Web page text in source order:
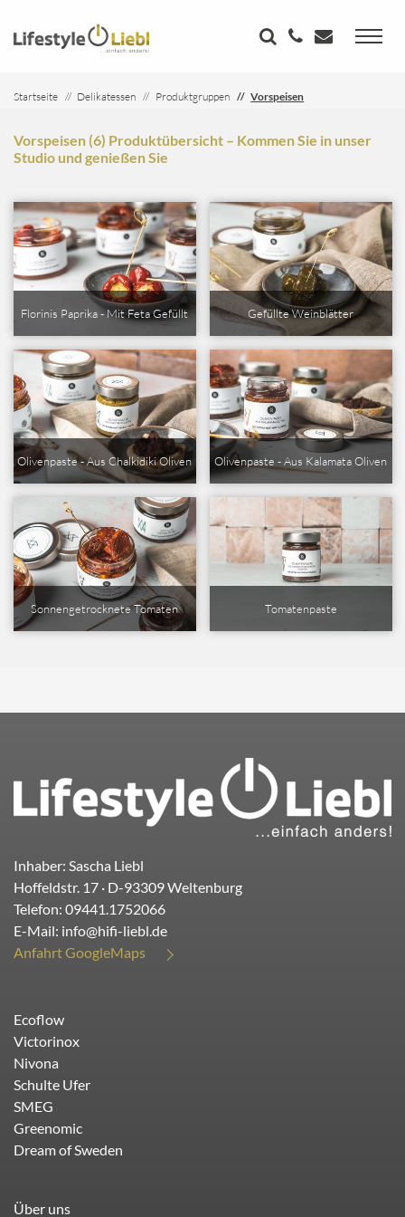
Startseite Delikatessen Produktgruppen Vorspeisen
Vorspeisen (6) Produktübersicht – Kommen Sie in unser
Studio und genießen Sie
Florinis Paprika - Mit Feta Gefüllt Gefüllte Weinblätter
Olivenpaste - Aus Chalkidiki Oliven Olivenpaste - Aus Kalamata Oliven
Sonnengetrocknete Tomaten Tomatenpaste
Inhaber: Sascha Liebl
Hoffeldstr. 17 · D-93309Weltenburg
Telefon: 09441.1752066
E-Mail: info@hifi-liebl.de
Anfahrt GoogleMaps
Ecoflow
Victorinox
Nivona
Schulte Ufer
SMEG
Greenomic
Dream of Sweden
Über uns